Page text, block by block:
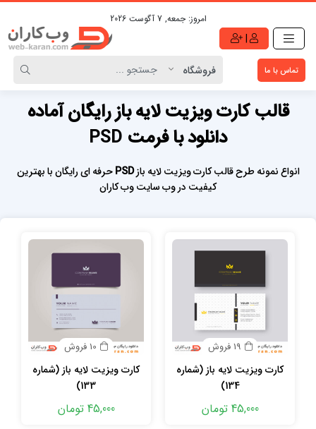
امروز: جمعه, 7 آگوست 2026
|
تماس با ما
قالب کارت ویزیت لایه باز رایگان آماده
دانلود با فرمت PSD
انواع نمونه طرح قالب کارت ویزیت لایه بازPSD حرفه ای رایگان با بهترین
کیفیت در وب سایت وب کاران
19 فروش
کارت ویزیت لایه باز (شماره
134)
45,000 تومان
10 فروش
کارت ویزیت لایه باز (شماره
133)
45,000 تومان